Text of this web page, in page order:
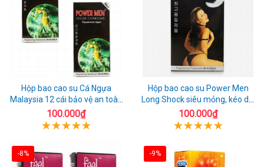
Hộp bao cao su Cá Ngựa
Malaysia 12 cái bảo vệ an toàn
tuyệt đối
100.000₫
Hộp bao cao su Power Men
Long Shock siêu mỏng, kéo dài
quan hệ thoải mái
100.000₫
-8% -9%